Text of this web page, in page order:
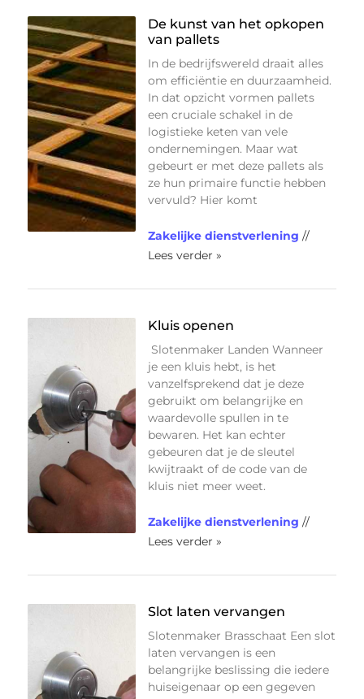
De kunst van het opkopen
van pallets
In de bedrijfswereld draait alles
om efficiëntie en duurzaamheid.
In dat opzicht vormen pallets
een cruciale schakel in de
logistieke keten van vele
ondernemingen. Maar wat
gebeurt er met deze pallets als
ze hun primaire functie hebben
vervuld? Hier komt
Zakelijke dienstverlening //
Lees verder »
Kluis openen
Slotenmaker Landen Wanneer
je een kluis hebt, is het
vanzelfsprekend dat je deze
gebruikt om belangrijke en
waardevolle spullen in te
bewaren. Het kan echter
gebeuren dat je de sleutel
kwijtraakt of de code van de
kluis niet meer weet.
Zakelijke dienstverlening //
Lees verder »
Slot laten vervangen
Slotenmaker Brasschaat Een slot
laten vervangen is een
belangrijke beslissing die iedere
huiseigenaar op een gegeven